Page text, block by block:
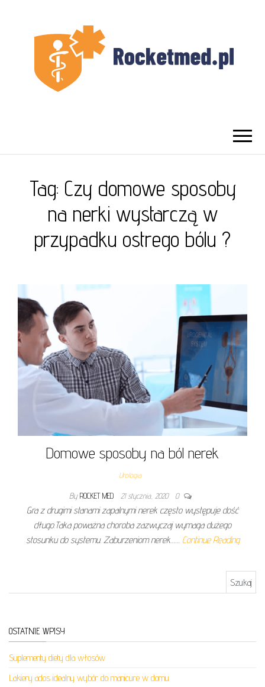
WARSZAWA
Tag: Czy domowe sposoby
na nerki wystarczą w
przypadku ostrego bólu ?
Domowe sposoby na ból nerek
Urologia
By ROCKET MED 21 stycznia, 2020 0
Gra z drugimi stanami zapalnymi nerek często występuje dość
długo.Taka poważna choroba zazwyczaj wymaga dużego
stosunku do systemu. Zaburzeniom nerek…… Continue Reading
OSTATNIE WPISY
Suplementy diety dla włosów
Lakiery ados idealny wybór do manicure w domu